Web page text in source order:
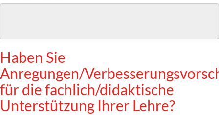
Haben Sie
Anregungen/
für die fachlich/didaktische
Unterstützung Ihrer Lehre?